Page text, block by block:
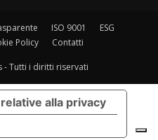
ISO 9001
ESG
Policy Contatti
- Tutti i diritti riservati
alla privacy